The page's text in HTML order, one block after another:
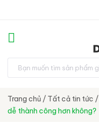
Trang chủ / Tất cả tin tức /
dễ thành công hơn không?